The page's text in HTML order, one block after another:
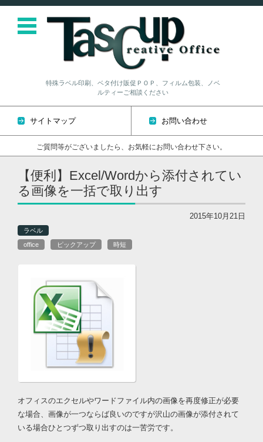
特殊ラベル印刷、ベタ付け販促ＰＯＰ、フィルム包装、ノベ
ルティーご相談ください
サイトマップ お問い合わせ
ご質問等がございましたら、お気軽にお問い合わせ下さい。
コンテンツに移動
【便利】Excel/Wordから添付されてい
る画像を一括で取り出す
2015年10月21日
ラベル
office ピックアップ 時短
オフィスのエクセルやワードファイル内の画像を再度修正が必要
な場合、画像が一つならば良いのですが沢山の画像が添付されて
いる場合ひとつずつ取り出すのは一苦労です。